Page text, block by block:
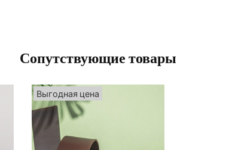
Сопутствующие товары
Выгодная цена